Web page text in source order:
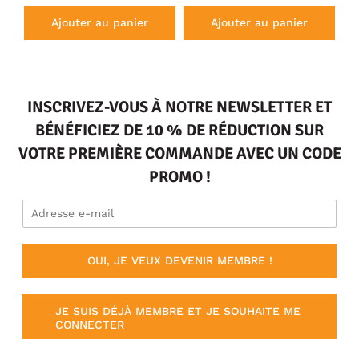
Ajouter au panier Ajouter au panier
INSCRIVEZ-VOUS À NOTRE NEWSLETTER ET
BÉNÉFICIEZ DE 10 % DE RÉDUCTION SUR
VOTRE PREMIÈRE COMMANDE AVEC UN CODE
PROMO !
OUI, JE VEUX DEVENIR MEMBRE !
JE SUIS DÉJÀ MEMBRE ET JE SOUHAITE ME
CONNECTER